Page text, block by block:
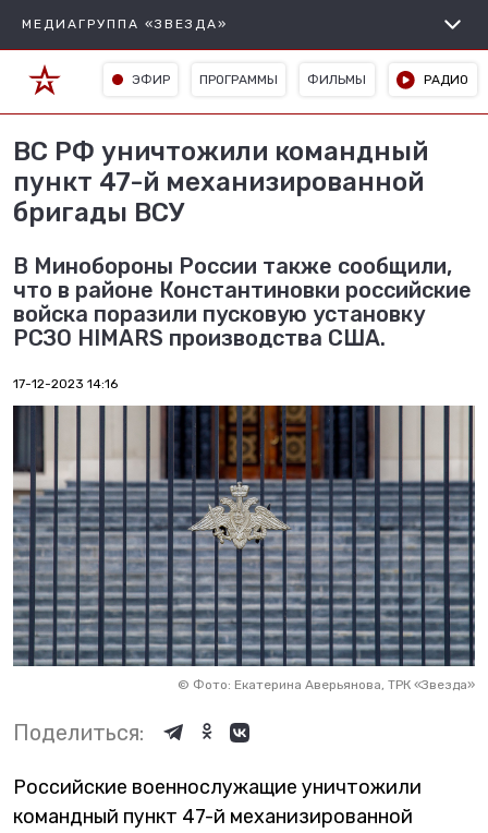
МЕДИАГРУППА «ЗВЕЗДА»
ЭФИР ПРОГРАММЫ ФИЛЬМЫ РАДИО
ВС РФ уничтожили командный
пункт 47-й механизированной
бригады ВСУ
В Минобороны России также сообщили,
что в районе Константиновки российские
войска поразили пусковую установку
РСЗО HIMARS производства США.
17-12-2023 14:16
© Фото: Екатерина Аверьянова, ТРК «Звезда»
Поделиться:
Российские военнослужащие уничтожили
командный пункт 47-й механизированной